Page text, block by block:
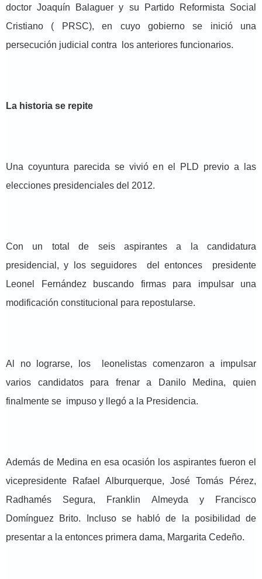
doctor Joaquín Balaguer y su Partido Reformista Social
Cristiano ( PRSC), en cuyo gobierno se inició una
persecución judicial contra los anteriores funcionarios.
La historia se repite
Una coyuntura parecida se vivió en el PLD previo a las
elecciones presidenciales del 2012.
Con un total de seis aspirantes a la candidatura
presidencial, y los seguidores del entonces presidente
Leonel Fernández buscando firmas para impulsar una
modificación constitucional para repostularse.
Al no lograrse, los leonelistas comenzaron a impulsar
varios candidatos para frenar a Danilo Medina, quien
finalmente se impuso y llegó a la Presidencia.
Además de Medina en esa ocasión los aspirantes fueron el
vicepresidente Rafael Alburquerque, José Tomás Pérez,
Radhamés Segura, Franklin Almeyda y Francisco
Domínguez Brito. Incluso se habló de la posibilidad de
presentar a la entonces primera dama, Margarita Cedeño.